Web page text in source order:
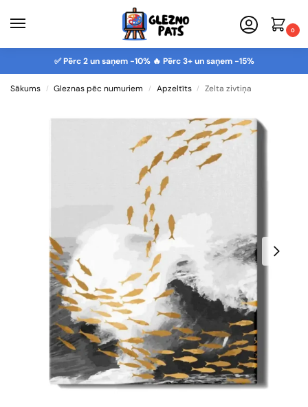
0
✅ Pērc 2 un saņem -10% 🔥 Pērc 3+ un saņem -15%
Sākums / Gleznas pēc numuriem / Apzeltīts / Zelta zivtiņa